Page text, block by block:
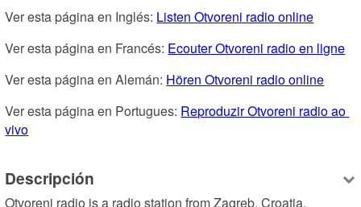
Ver esta página en Inglés: Listen Otvoreni radio online
Ver esta página en Francés: Ecouter Otvoreni radio en ligne
Ver esta página en Alemán: Hören Otvoreni radio online
Ver esta página en Portugues: Reproduzir Otvoreni radio ao
vivo
Descripción
Otvoreni radio is a radio station from Zagreb, Croatia,